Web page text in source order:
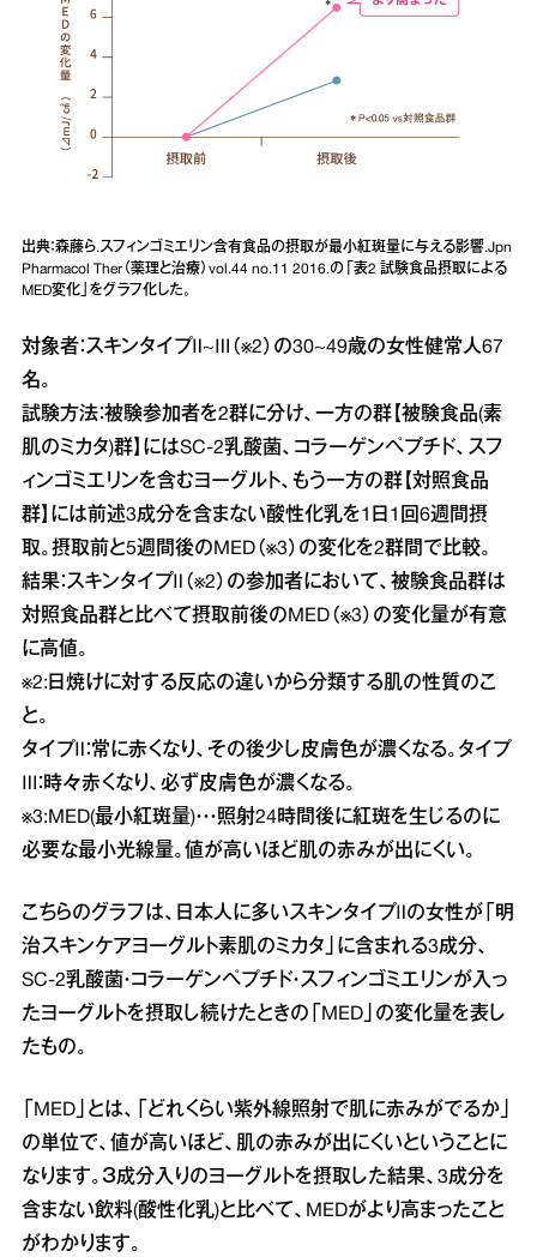
出典：森藤ら.スフィンゴミエリン含有食品の摂取が最小紅斑量に与える影響.Jpn
Pharmacol Ther（薬理と治療）vol.44 no.11 2016.の「表2 試験食品摂取による
MED変化」をグラフ化した。
対象者：スキンタイプⅡ~Ⅲ（※2）の30~49歳の女性健常人67
名。
試験方法：被験参加者を2群に分け、一方の群【被験食品(素
肌のミカタ)群】にはSC-2乳酸菌、コラーゲンペプチド、スフ
ィンゴミエリンを含むヨーグルト、もう一方の群【対照食品
群】には前述3成分を含まない酸性化乳を1日1回6週間摂
取。摂取前と5週間後のMED（※3）の変化を2群間で比較。
結果：スキンタイプⅡ（※2）の参加者において、被験食品群は
対照食品群と比べて摂取前後のMED（※3）の変化量が有意
に高値。
※2:日焼けに対する反応の違いから分類する肌の性質のこ
と。
タイプⅡ：常に赤くなり、その後少し皮膚色が濃くなる。タイプ
Ⅲ：時々赤くなり、必ず皮膚色が濃くなる。
※3:MED(最小紅斑量)・・・照射24時間後に紅斑を生じるのに
必要な最小光線量。値が高いほど肌の赤みが出にくい。
こちらのグラフは、日本人に多いスキンタイプⅡの女性が「明
治スキンケアヨーグルト素肌のミカタ」に含まれる3成分、
SC-2乳酸菌・コラーゲンペプチド・スフィンゴミエリンが入っ
たヨーグルトを摂取し続けたときの「MED」の変化量を表し
たもの。
「MED」とは、「どれくらい紫外線照射で肌に赤みがでるか」
の単位で、値が高いほど、肌の赤みが出にくいということに
なります。３成分入りのヨーグルトを摂取した結果、3成分を
含まない飲料(酸性化乳)と比べて、MEDがより高まったこと
がわかります。